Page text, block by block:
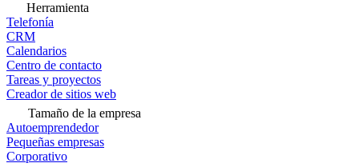
Herramienta
Telefonía
CRM
Calendarios
Centro de contacto
Tareas y proyectos
Creador de sitios web
Tamaño de la empresa
Autoemprendedor
Pequeñas empresas
Corporativo